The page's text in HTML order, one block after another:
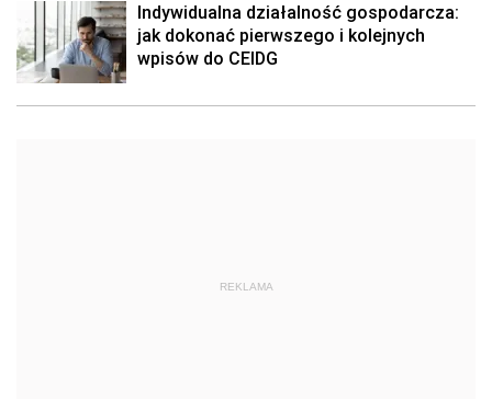
Indywidualna działalność gospodarcza:
jak dokonać pierwszego i kolejnych
wpisów do CEIDG
REKLAMA